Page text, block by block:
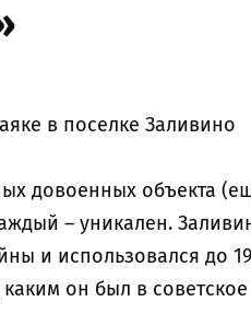
в поселке Заливино
довоенных объекта
– уникален.
и использовался до
он был в